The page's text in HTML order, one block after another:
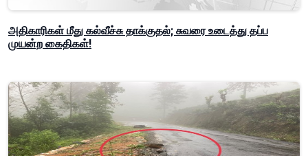
அதிகாரிகள் மீது கல்வீச்சு தாக்குதல்; சுவரை உடைத்து தப்ப
முயன்ற கைதிகள்!